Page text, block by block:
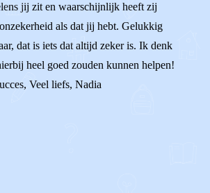
jij zit en waarschijnlijk heeft zij
als dat jij hebt. Gelukkig
dat is iets dat altijd zeker is. Ik denk
heel goed zouden kunnen helpen!
Veel liefs, Nadia